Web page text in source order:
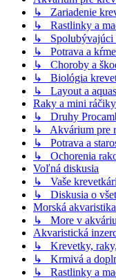
↳ Zariadenie
↳ Rastlinky a
↳ Spolubývajúci
↳ Potrava a
↳ Choroby a
↳ Biológia
↳ Layout a
Raky a mini ráčiky
↳ Druhy
↳ Akvárium pre
↳ Potrava a
↳ Ochorenia
Voľná diskusia
↳ Vaše
↳ Diskusia o
Morská akvaristika
↳ More v akváriu
Akvaristická
↳ Krevetky,
↳ Krmivá a
↳ Rastlinky a